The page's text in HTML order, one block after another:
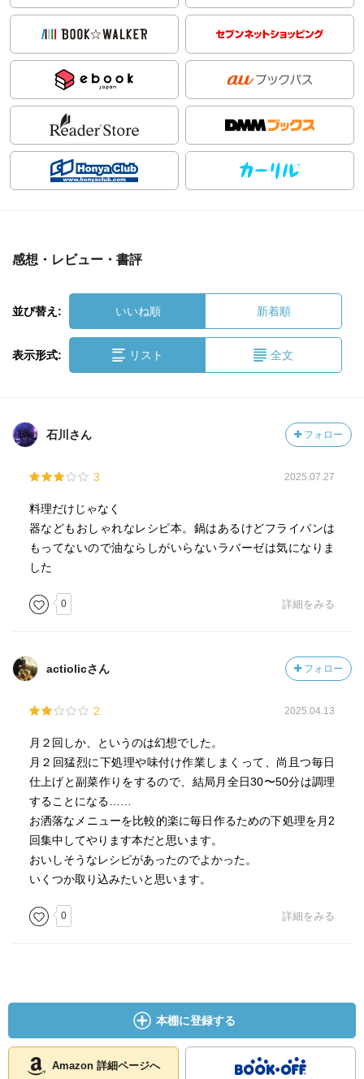
感想・レビュー・書評
並び替え: いいね順 新着順
表示形式: リスト 全文
石川さん フォロー
3 2025.07.27
料理だけじゃなく
器などもおしゃれなレシピ本。鍋はあるけどフライパンは
もってないので油ならしがいらないラバーゼは気になりま
した
0 詳細をみる
actiolicさん フォロー
2 2025.04.13
月２回しか、というのは幻想でした。
月２回猛烈に下処理や味付け作業しまくって、尚且つ毎日
仕上げと副菜作りをするので、結局月全日30〜50分は調理
することになる……
お洒落なメニューを比較的楽に毎日作るための下処理を月2
回集中してやります本だと思います。
おいしそうなレシピがあったのでよかった。
いくつか取り込みたいと思います。
0 詳細をみる
本棚に登録する
Amazon 詳細ページへ